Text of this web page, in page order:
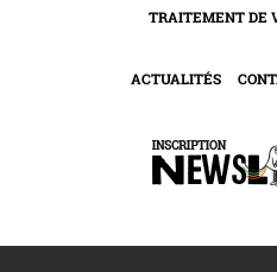
TRAITEMENT DE
ACTUALITÉS